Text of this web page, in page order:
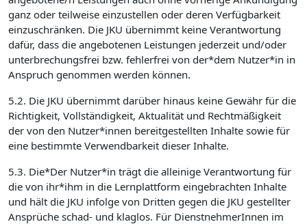
ganz oder teilweise einzustellen oder deren Verfügbarkeit
einzuschränken. Die JKU übernimmt keine Verantwortung
dafür, dass die angebotenen Leistungen jederzeit und/oder
unterbrechungsfrei bzw. fehlerfrei von der*dem Nutzer*in in
Anspruch genommen werden können.
5.2. Die JKU übernimmt darüber hinaus keine Gewähr für die
Richtigkeit, Vollständigkeit, Aktualität und Rechtmäßigkeit
der von den Nutzer*innen bereitgestellten Inhalte sowie für
eine bestimmte Verwendbarkeit dieser Inhalte.
5.3. Die*Der Nutzer*in trägt die alleinige Verantwortung für
die von ihr*ihm in die Lernplattform eingebrachten Inhalte
und hält die JKU infolge von Dritten gegen die JKU gestellter
Ansprüche schad- und klaglos. Für DienstnehmerInnen im